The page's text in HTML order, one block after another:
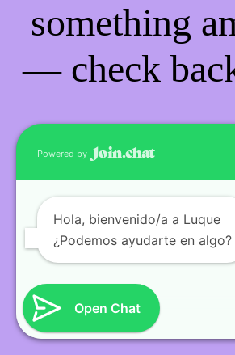
something
— check
Powered by
Hola, bienvenido/a a Luque
¿Podemos ayudarte en algo?
Open Chat